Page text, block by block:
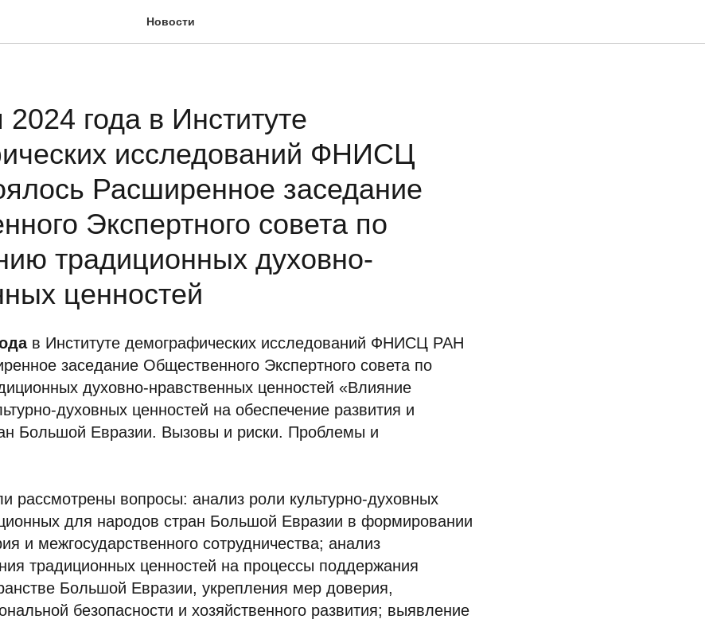
Новости
года в Институте
исследований ФНИСЦ
Расширенное заседание
Экспертного совета по
традиционных духовно-
ценностей
в Институте демографических исследований ФНИСЦ РАН
заседание Общественного Экспертного совета по
духовно-нравственных ценностей «Влияние
духовных ценностей на обеспечение развития и
Большой Евразии. Вызовы и риски. Проблемы и
рассмотрены вопросы: анализ роли культурно-духовных
для народов стран Большой Евразии в формировании
и межгосударственного сотрудничества; анализ
традиционных ценностей на процессы поддержания
Большой Евразии, укрепления мер доверия,
безопасности и хозяйственного развития; выявление